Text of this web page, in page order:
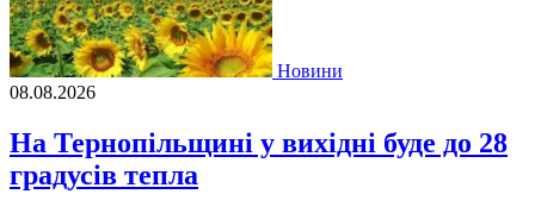
Новини
08.08.2026
На Тернопільщині у вихідні буде до 28
градусів тепла